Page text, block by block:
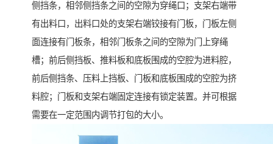
侧挡条，相邻侧挡条之间的空隙为穿绳口；支架右端带
有出料口，出料口处的支架右端铰接有门板，门板左侧
面连接有门板条，相邻门板条之间的空隙为门上穿绳
槽；前后侧挡板、推料板和底板围成的空腔为进料腔，
前后侧挡条、压料上挡板、门板和底板围成的空腔为挤
料腔；门板和支架右端固定连接有锁定装置。并可根据
需要在一定范围内调节打包的大小。